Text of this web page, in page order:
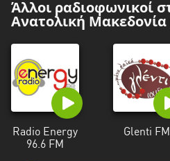
Άλλοι ραδιοφωνικοί
Ανατολική
Radio Energy
96.6 FM
Glenti FM